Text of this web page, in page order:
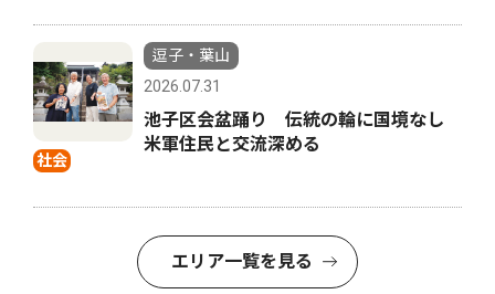
社会
逗子・葉山
2026.07.31
池子区会盆踊り 伝統の輪に国境なし
米軍住民と交流深める
エリア一覧を見る